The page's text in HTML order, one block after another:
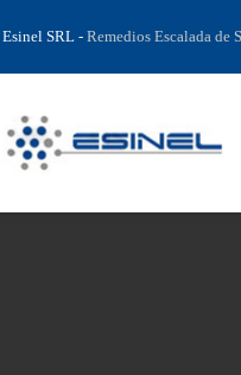
Esinel SRL - Remedios Escalada